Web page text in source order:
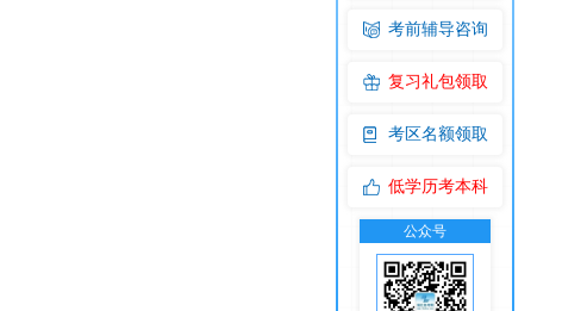
考前辅导咨询
复习礼包领取
考区名额领取
低学历考本科
公众号